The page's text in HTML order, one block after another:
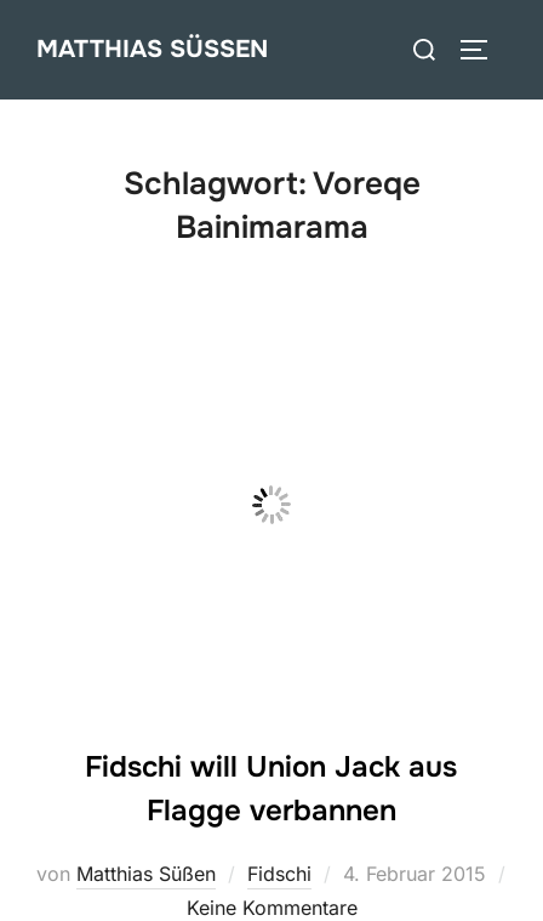
InhaltMATTHIAS SÜSSEN
Suchen
Schlagwort:Voreqe
Bainimarama
Fidschi will Union Jack aus
Flagge verbannen
von Matthias Süßen Fidschi
Veröffentlicht
am
4. Februar 2015
Keine Kommentare